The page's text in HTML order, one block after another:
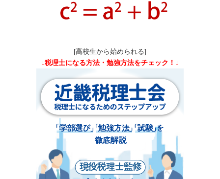
[高校生から始められる]
↓税理士になる方法・勉強方法をチェック！↓